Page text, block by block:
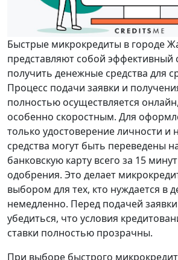
Быстрые микрокредиты в городе
представляют собой эффективный
получить денежные средства для
Процесс подачи заявки и
полностью осуществляется
особенно скоростным. Для
только удостоверение личности и
средства могут быть переведены
банковскую карту всего за 15
одобрения. Это делает
выбором для тех, кто нуждается в
немедленно. Перед подачей
убедиться, что условия
ставки полностью прозрачны.
При выборе быстрого